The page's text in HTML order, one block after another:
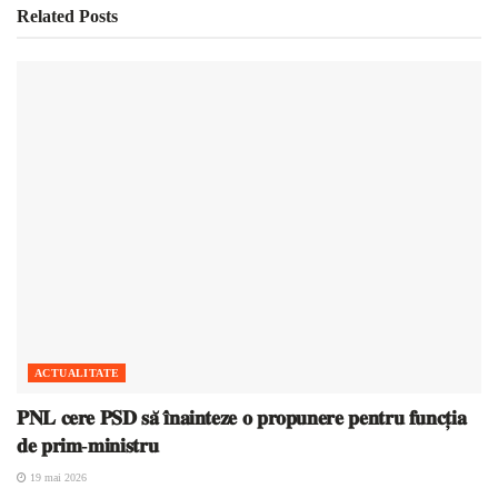
Related Posts
ACTUALITATE
𝐏𝐍𝐋 𝐜𝐞𝐫𝐞 𝐏𝐒𝐃 𝐬𝐚̆ 𝐢̂𝐧𝐚𝐢𝐧𝐭𝐞𝐳𝐞 𝐨 𝐩𝐫𝐨𝐩𝐮𝐧𝐞𝐫𝐞 𝐩𝐞𝐧𝐭𝐫𝐮 𝐟𝐮𝐧𝐜𝐭̦𝐢𝐚
𝐝𝐞 𝐩𝐫𝐢𝐦-𝐦𝐢𝐧𝐢𝐬𝐭𝐫𝐮
19 mai 2026